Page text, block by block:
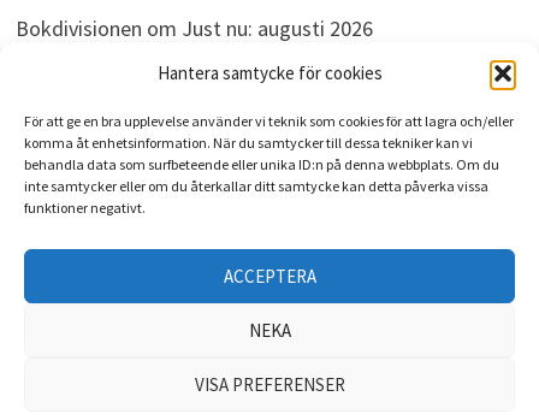
Hantera samtycke för cookies
För att ge en bra upplevelse använder vi teknik som cookies för att lagra och/eller
komma åt enhetsinformation. När du samtycker till dessa tekniker kan vi
behandla data som surfbeteende eller unika ID:n på denna webbplats. Om du
inte samtycker eller om du återkallar ditt samtycke kan detta påverka vissa
funktioner negativt.
ACCEPTERA
NEKA
VISA PREFERENSER
Bokdivisionen om Just nu: augusti 2026
Just nu: augusti 2026
ARKIV